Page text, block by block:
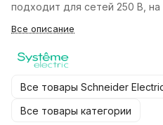
подходит для сетей 250 В, на
Все описание
Все товары Schneider
Все товары категории